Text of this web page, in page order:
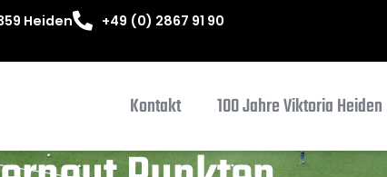
Heiden
+49 (0) 2867 91 90
Kontakt 100 Jahre Viktoria Heiden